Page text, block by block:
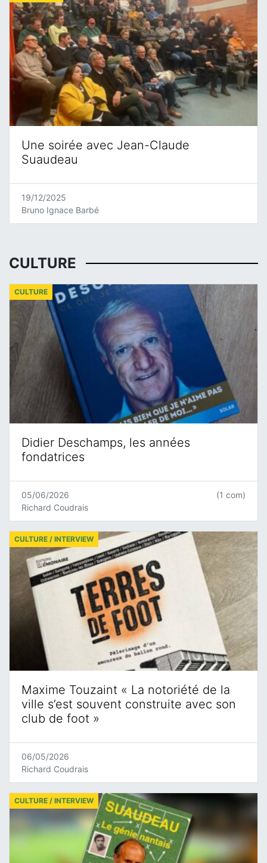
Une soirée avec Jean-Claude
Suaudeau
19/12/2025
Bruno Ignace Barbé
CULTURE
Didier Deschamps, les années
fondatrices
CULTURE
05/06/2026
Richard Coudrais
(1 com)
Maxime Touzaint « La notoriété de la
ville s’est souvent construite avec son
club de foot »
CULTURE / INTERVIEW
06/05/2026
Richard Coudrais
CULTURE / INTERVIEW